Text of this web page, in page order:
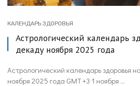
КАЛЕНДАРЬ ЗДОРОВЬЯ
Астрологический календарь
декаду ноября 2025 года
Астрологический календарь здоровья
ноября 2025 года GMT +3 1 ноября ...